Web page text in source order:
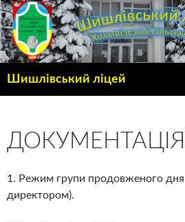
Шишлівський ліцей
1. Режим групи продовженого
директором).